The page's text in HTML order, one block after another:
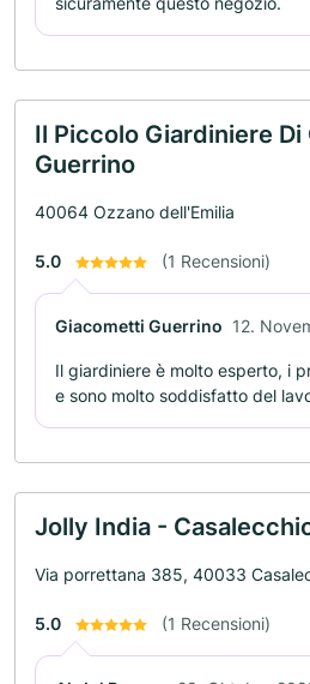
Il Piccolo Giardiniere
Guerrino
40064 Ozzano dell'Emilia
5.0 (1 Recensioni)
Giacometti Guerrino 12.
Il giardiniere è molto esperto, i
e sono molto soddisfatto del
Jolly India -
Via porrettana 385, 40033
5.0 (1 Recensioni)